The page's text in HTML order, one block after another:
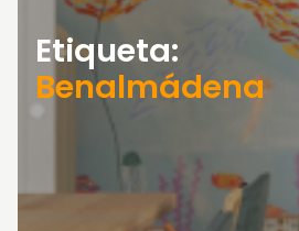
Etiqueta:
Benalmádena